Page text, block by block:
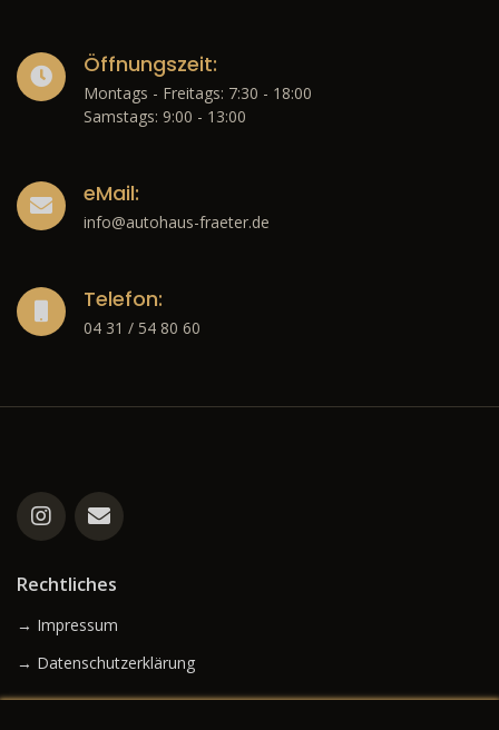
Öffnungszeit:
Montags - Freitags: 7:30 - 18:00
Samstags: 9:00 - 13:00
eMail:
info@autohaus-fraeter.de
Telefon:
04 31 / 54 80 60
Rechtliches
→ Impressum
→ Datenschutzerklärung